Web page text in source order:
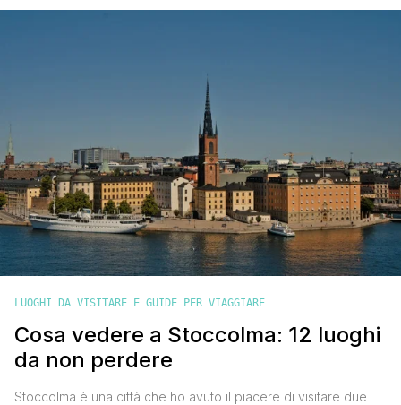
luogo dove la musica e la storia [']
LUOGHI DA VISITARE E GUIDE PER VIAGGIARE
Cosa vedere a Stoccolma: 12 luoghi
da non perdere
Stoccolma è una città che ho avuto il piacere di visitare due